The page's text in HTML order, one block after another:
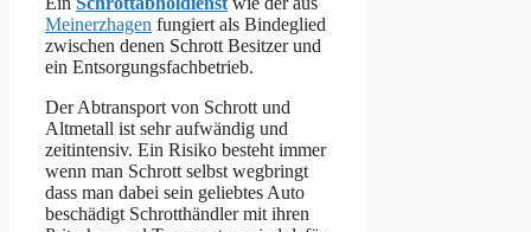
Meinerzhagen fungiert als Bindeglied
zwischen denen Schrott Besitzer und
ein Entsorgungsfachbetrieb.
Der Abtransport von Schrott und
Altmetall ist sehr aufwändig und
zeitintensiv. Ein Risiko besteht immer
wenn man Schrott selbst wegbringt
dass man dabei sein geliebtes Auto
beschädigt Schrotthändler mit ihren